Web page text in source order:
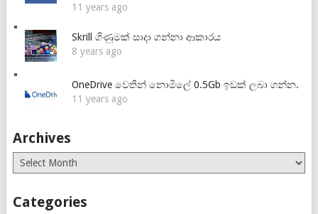
11 years ago
Skrill ගිණුමක් සාදා ගන්නා ආකාරය
8 years ago
OneDrive වෙතින් නොමිලේ 0.5Gb ඉඩක් ලබා ගන්න.
11 years ago
Archives
Archives
Categories